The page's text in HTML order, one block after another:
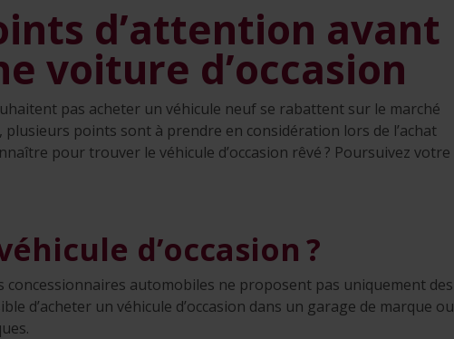
d’attention avant
voiture d’occasion
pas acheter un véhicule neuf se rabattent sur le marché
plusieurs points sont à prendre en considération lors de l’achat
pour trouver le véhicule d’occasion rêvé ? Poursuivez votre
d’occasion ?
concessionnaires automobiles ne proposent pas uniquement des
d’acheter un véhicule d’occasion dans un garage de marque ou